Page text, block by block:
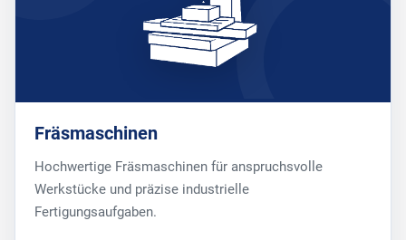
Fräsmaschinen
Hochwertige Fräsmaschinen für anspruchsvolle
Werkstücke und präzise industrielle
Fertigungsaufgaben.